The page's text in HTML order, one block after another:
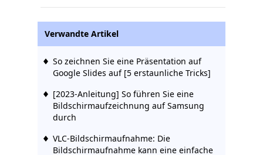
Verwandte Artikel
So zeichnen Sie eine Präsentation auf
Google Slides auf [5 erstaunliche Tricks]
[2023-Anleitung] So führen Sie eine
Bildschirmaufzeichnung auf Samsung
durch
VLC-Bildschirmaufnahme: Die
Bildschirmaufnahme kann eine einfache